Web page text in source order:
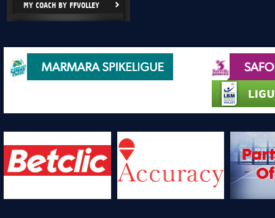
MY COACH BY FFVOLLEY